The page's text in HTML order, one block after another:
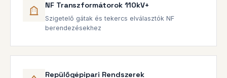
NF Transzformátorok 110kV+
Szigetelő gátak és tekercs elválasztók NF
berendezésekhez
Repülőgépipari Rendszerek